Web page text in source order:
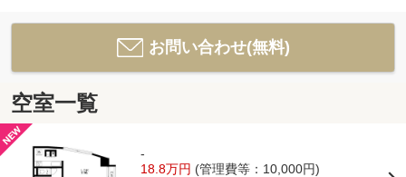
お問い合わせ(無料)
空室一覧
-
18.8万円 (管理費等：10,000円)